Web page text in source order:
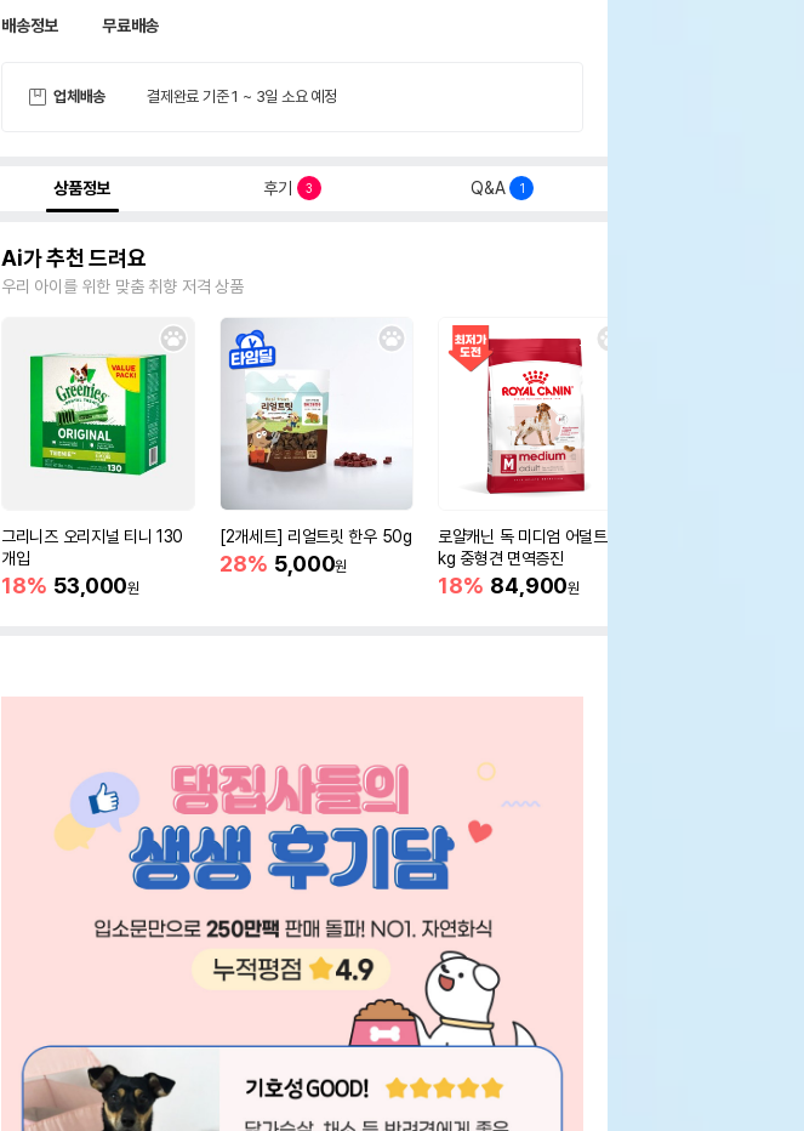
배송정보 무료배송
업체배송 결제완료 기준 1 ~ 3일 소요 예정
상품정보 후기 3 Q&A 1
Ai가 추천 드려요
우리 아이를 위한 맞춤 취향 저격 상품
그리니즈 오리지널 티니 130
개입
18% 53,000원
[2개세트] 리얼트릿 한우 50g
28% 5,000원
로얄캐닌 독 미디엄 어덜트 10
kg 중형견 면역증진
18% 84,900원